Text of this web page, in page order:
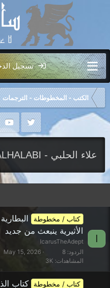
تسجيل
الكتب - المخطوطات - الترجمات
علاء الحلبي - ALAE ALHALABI
I
كتاب / مخطوطة
الأثيرية ينبعث من جديد
IcarusTheAdept
الردود 8
المشاهدات 3K
May 15, 2026
كتاب / مخطوطة
كتاب